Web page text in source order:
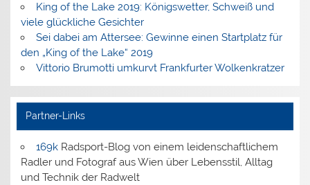
King of the Lake 2019: Königswetter, Schweiß und
viele glückliche Gesichter
Sei dabei am Attersee: Gewinne einen Startplatz für
den „King of the Lake“ 2019
Vittorio Brumotti umkurvt Frankfurter Wolkenkratzer
Partner-Links
169kRadsport-Blog von einem leidenschaftlichem
Radler und Fotograf aus Wien über Lebensstil, Alltag
und Technik der Radwelt